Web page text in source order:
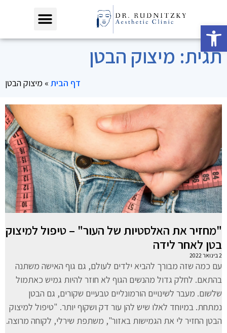
פתח סרגל נגישות
תגית: מיצוק הבטן
דף הבית » מיצוק הבטן
"מחזיר את האלסטיות של העור" – טיפול למיצוק
בטן לאחר לידה
2 בינואר 2022
עם כמה שזה מבורך להביא ילדים לעולם, גם גוף האישה משתנה
בהתאם. לחלק גדול מהנשים הגוף לא חוזר להיות גמיש כאתמול
שלשום. מעבר לשינויים הורמונליים טבעיים שקורים, גם הבטן
נמתחת. במיוחד לאלו שיש להן עור דק ושקוף יותר. "טיפול למיצוק
הבטן החזיר לי את הגמישות באזור", משתפת שירלי, לקוחה מרוצה.